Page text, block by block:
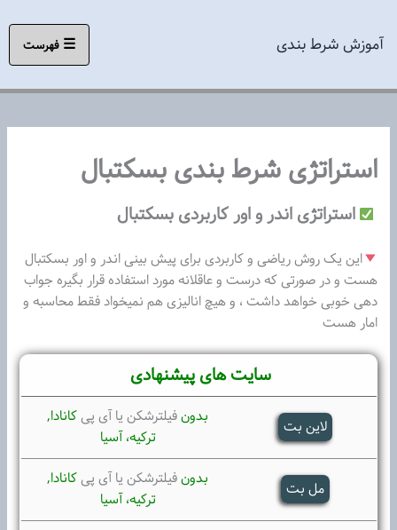
محتواآموزش شرط بندی ☰ فهرست
استراتژی شرط بندی بسکتبال
استراتژی اندر و اور کاربردی بسکتبال
این یک روش ریاضی و کاربردی برای پیش بینی اندر و اور بسکتبال
هست و در صورتی که درست و عاقلانه مورد استفاده قرار بگیره جواب
دهی خوبی خواهد داشت ، و هیچ انالیزی هم نمیخواد فقط محاسبه و
امار هست
سایت های پیشنهادی
لاین بت
بدونفیلترشکن یا آی پیکانادا,
ترکیه، آسیا
مل بت
بدونفیلترشکن یا آی پیکانادا,
ترکیه، آسیا